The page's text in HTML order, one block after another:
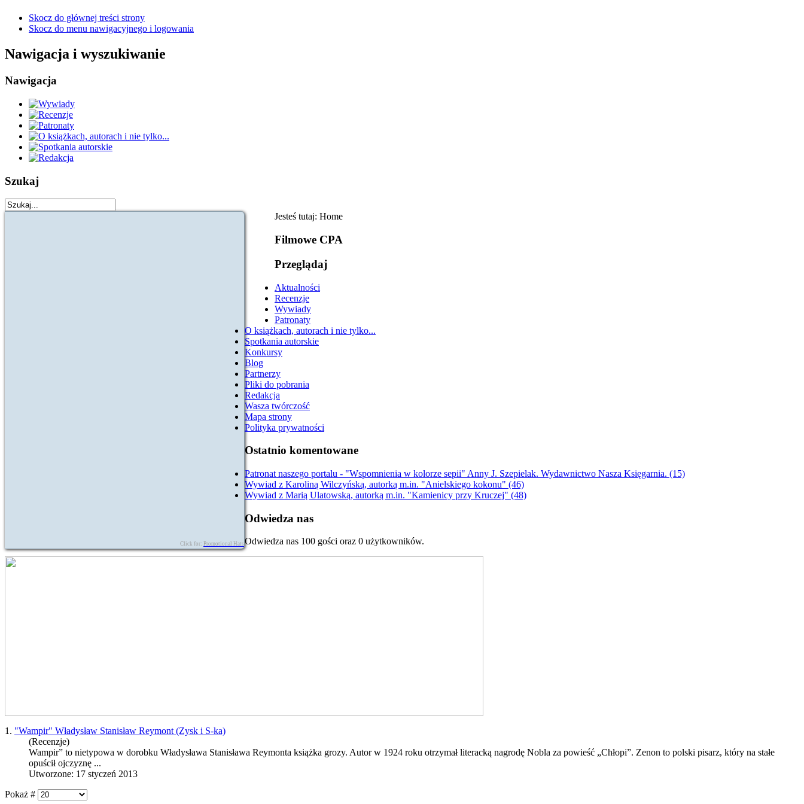
Skocz do głównej treści strony
Skocz do menu nawigacyjnego i logowania
Nawigacja i wyszukiwanie
Nawigacja
Szukaj
Click for: Promotional Hats
Jesteś tutaj: Home
Filmowe CPA
Przeglądaj
Aktualności
Recenzje
Wywiady
Patronaty
O książkach, autorach i nie tylko...
Spotkania autorskie
Konkursy
Blog
Partnerzy
Pliki do pobrania
Redakcja
Wasza twórczość
Mapa strony
Polityka prywatności
Ostatnio komentowane
Patronat naszego portalu - "Wspomnienia w kolorze sepii" Anny J. Szepielak. Wydawnictwo Nasza Księgarnia. (15)
Wywiad z Karoliną Wilczyńską, autorką m.in. "Anielskiego kokonu" (46)
Wywiad z Marią Ulatowską, autorką m.in. "Kamienicy przy Kruczej" (48)
Odwiedza nas
Odwiedza nas 100 gości oraz 0 użytkowników.
1. "Wampir" Władysław Stanisław Reymont (Zysk i S-ka)
(Recenzje)
Wampir” to nietypowa w dorobku Władysława Stanisława Reymonta książka grozy. Autor w 1924 roku otrzymał literacką nagrodę Nobla za powieść „Chłopi”. Zenon to polski pisarz, który na stałe
opuścił ojczyznę ...
Utworzone: 17 styczeń 2013
Pokaż #